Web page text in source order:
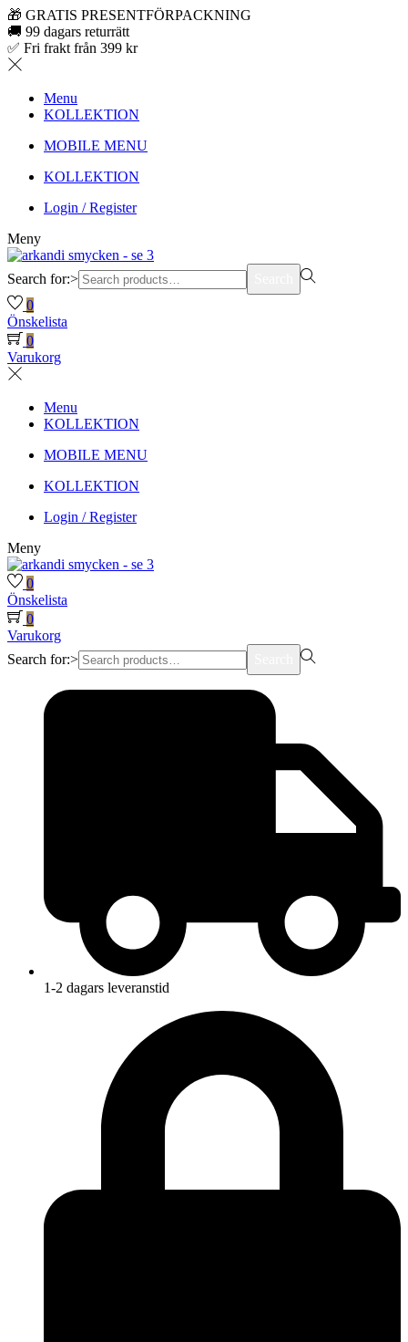
🎁 GRATIS PRESENTFÖRPACKNING
🚚 99 dagars returrätt
✅ Fri frakt från 399 kr
Menu
KOLLEKTION
MOBILE MENU
KOLLEKTION
Login / Register
Meny
Search for:>
0
Önskelista
0
Varukorg
Menu
KOLLEKTION
MOBILE MENU
KOLLEKTION
Login / Register
Meny
0
Önskelista
0
Varukorg
Search for:>
1-2 dagars leveranstid